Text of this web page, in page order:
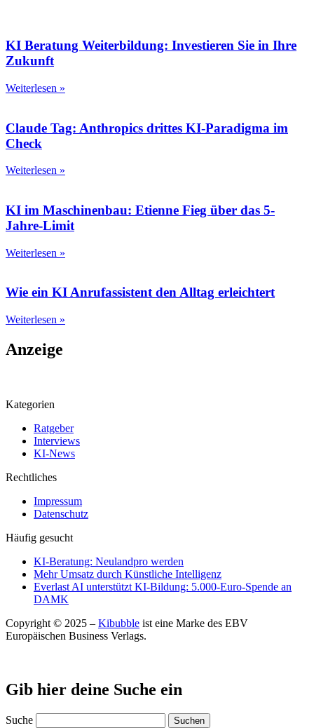
KI Beratung Weiterbildung: Investieren Sie in Ihre
Zukunft
Weiterlesen »
Claude Tag: Anthropics drittes KI-Paradigma im
Check
Weiterlesen »
KI im Maschinenbau: Etienne Fieg über das 5-
Jahre-Limit
Weiterlesen »
Wie ein KI Anrufassistent den Alltag erleichtert
Weiterlesen »
Anzeige
Kategorien
Ratgeber
Interviews
KI-News
Rechtliches
Impressum
Datenschutz
Häufig gesucht
KI-Beratung: Neulandpro werden
Mehr Umsatz durch Künstliche Intelligenz
Everlast AI unterstützt KI-Bildung: 5.000-Euro-Spende an
DAMK
Copyright © 2025 – Kibubble ist eine Marke des EBV
Europäischen Business Verlags.
Gib hier deine Suche ein
Suche Suchen